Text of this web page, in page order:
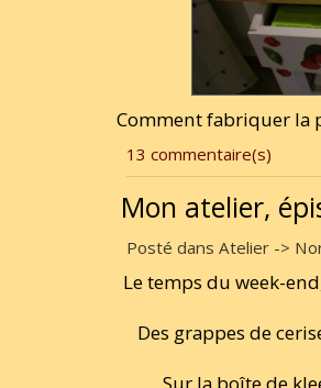
Comment fabriquer la
13 commentaire(s)
Mon atelier,
Posté dans Atelier ->
Le temps du week-
Des grappes de